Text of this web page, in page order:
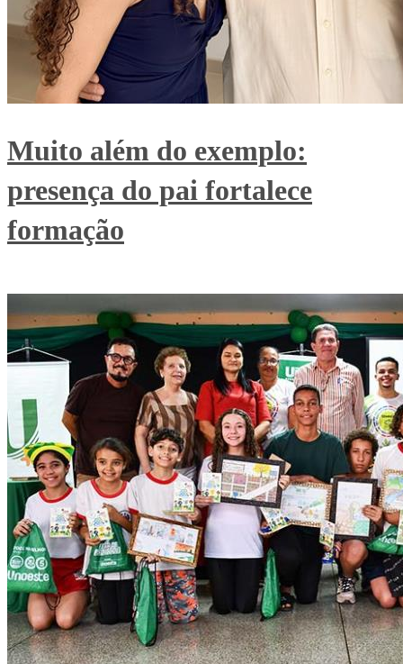
Muito além do exemplo:
presença do pai fortalece
formação